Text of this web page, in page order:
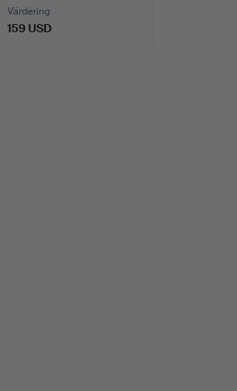
Värdering
159 USD